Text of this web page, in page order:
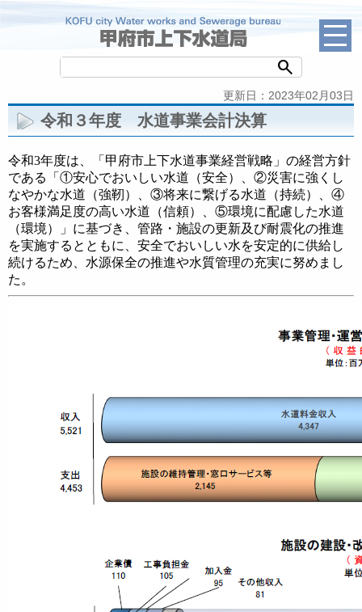
search
更新日：2023年02月03日
令和３年度 水道事業会計決算
令和3年度は、「甲府市上下水道事業経営戦略」の経営方針
である「①安心でおいしい水道（安全）、②災害に強くし
なやかな水道（強靭）、③将来に繋げる水道（持続）、④
お客様満足度の高い水道（信頼）、⑤環境に配慮した水道
（環境）」に基づき、管路・施設の更新及び耐震化の推進
を実施するとともに、安全でおいしい水を安定的に供給し
続けるため、水源保全の推進や水質管理の充実に努めまし
た。